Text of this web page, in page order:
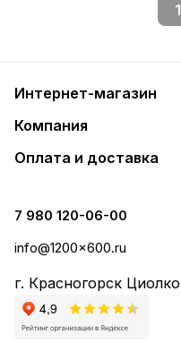
1
Интернет-магазин
Компания
Оплата и доставка
7 980 120-06-00
info@1200x600.ru
г. Красногорск